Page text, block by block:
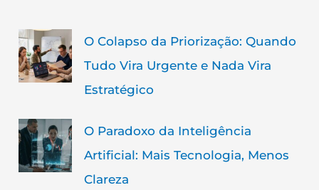
O Colapso da Priorização: Quando
Tudo Vira Urgente e Nada Vira
Estratégico
O Paradoxo da Inteligência
Artificial: Mais Tecnologia, Menos
Clareza